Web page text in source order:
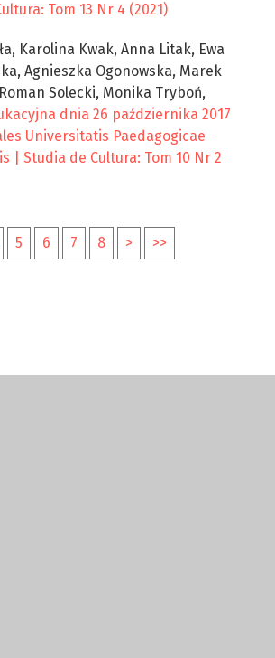
Tom 13 Nr 4 (2021)
Karolina Kwak, Anna Litak, Ewa
Agnieszka Ogonowska, Marek
Solecki, Monika Tryboń,
dnia 26 października 2017
Universitatis Paedagogicae
| Studia de Cultura: Tom 10 Nr 2
5 6 7 8 > >>